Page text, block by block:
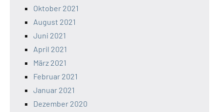
Oktober 2021
August 2021
Juni 2021
April 2021
März 2021
Februar 2021
Januar 2021
Dezember 2020